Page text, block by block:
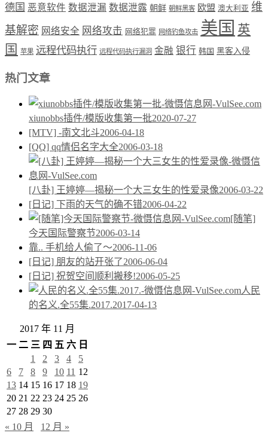
德国 恶意软件 数据泄漏 数据泄露 朝鲜 朝鲜黑客 欧盟 澳大利亚 维
基解密 网络安全 网络攻击 网络犯罪 网络钓鱼攻击 美国 英
国
苹果 远程代码执行 远程代码执行漏洞 金融 银行 韩国 黑客入侵
热门文章
xiunobbs插件/模版收集第一批2020-07-27
[MTV] -南文北斗2006-04-18
[QQ] qq情侣名字大全2006-03-18
[八卦] 王婷婷—揭秘一个大三女生的性爱录像2006-03-22
[日记] 下雨的天气的确不错2006-04-22
[随笔]
今天国际警察节2006-03-14
靠.. 手机给人偷了～2006-11-06
[日记] 朋友的站开张了2006-06-04
[日记] 祝贺空间顺利搬移!2006-05-25
人民
的名义.全55集.2017.2017-04-13
2017 年 11 月
一 二 三 四 五 六 日
1
2 3 4
5
6
7 8 9 10 11 12
13 14 15 16 17 18 19
20 21 22 23 24 25 26
27 28 29 30
« 10 月
12 月 »